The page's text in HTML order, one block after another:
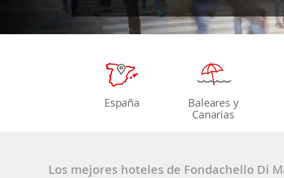
España
Baleares y
Canarias
Los mejores hoteles de Fondachello Di